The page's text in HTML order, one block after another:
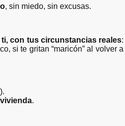
, sin miedo, sin excusas.
ti, con tus circunstancias reales
si te gritan “maricón” al volver
.